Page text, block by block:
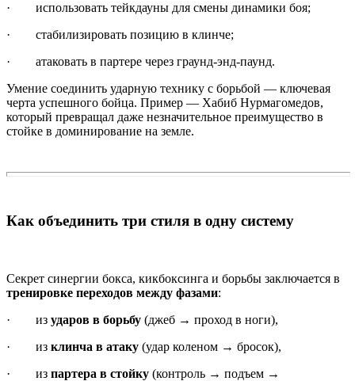
· использовать тейкдауны для смены динамики боя;
· стабилизировать позицию в клинче;
· атаковать в партере через граунд-энд-паунд.
Умение соединить ударную технику с борьбой — ключевая
черта успешного бойца. Пример — Хабиб Нурмагомедов,
который превращал даже незначительное преимущество в
стойке в доминирование на земле.
Как объединить три стиля в одну систему
Секрет синергии бокса, кикбоксинга и борьбы заключается в
тренировке переходов между фазами:
· из ударов в борьбу (джеб → проход в ноги),
· из клинча в атаку (удар коленом → бросок),
· из партера в стойку (контроль → подъем →